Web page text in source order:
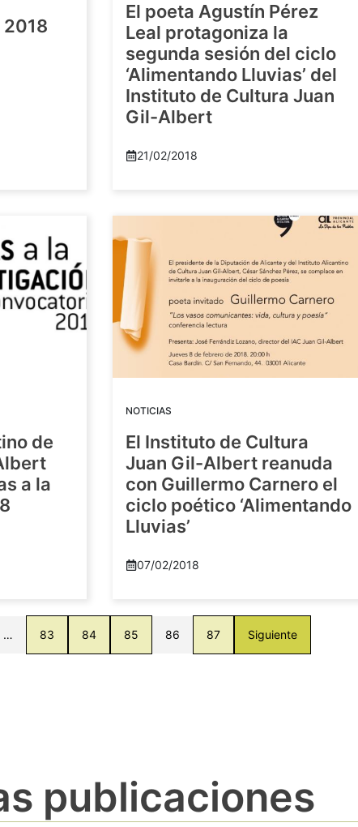
El poeta Agustín Pérez
Leal protagoniza la
segunda sesión del ciclo
‘Alimentando Lluvias’ del
Instituto de Cultura Juan
Gil-Albert
21/02/2018
de
a la
NOTICIAS
El Instituto de Cultura
Juan Gil-Albert reanuda
con Guillermo Carnero el
ciclo poético ‘Alimentando
Lluvias’
07/02/2018
… 83 84 85 86 87 Siguiente
publicaciones